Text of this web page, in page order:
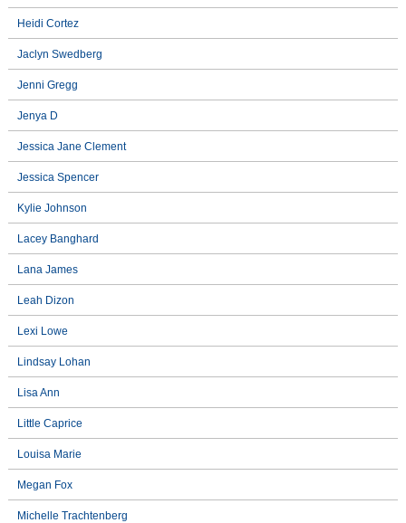
Heidi Cortez
Jaclyn Swedberg
Jenni Gregg
Jenya D
Jessica Jane Clement
Jessica Spencer
Kylie Johnson
Lacey Banghard
Lana James
Leah Dizon
Lexi Lowe
Lindsay Lohan
Lisa Ann
Little Caprice
Louisa Marie
Megan Fox
Michelle Trachtenberg